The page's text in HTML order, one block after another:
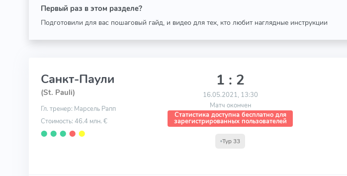
Первый раз в этом разделе?
Подготовили для вас пошаговый гайд, и видео для тех, кто любит наглядные инструкции
Санкт-Паули
(St. Pauli)
Гл. тренер: Марсель Рапп
Стоимость: 46.4 млн. €
⬤ ⬤ ⬤ ⬤ ⬤
1 : 2
16.05.2021, 13:30
Матч окончен
Статистика доступна бесплатно для
зарегистрированных пользователей
Тур 33